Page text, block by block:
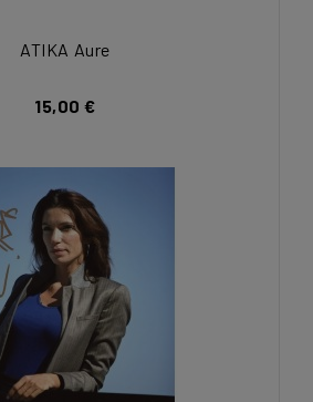
ATIKA Aure
15,00 €